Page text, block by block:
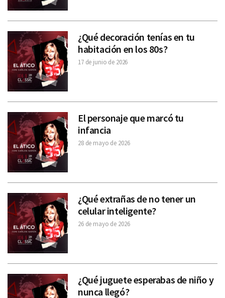
¿Qué decoración tenías en tu
habitación en los 80s?
17 de junio de 2026
El personaje que marcó tu
infancia
28 de mayo de 2026
¿Qué extrañas de no tener un
celular inteligente?
26 de mayo de 2026
¿Qué juguete esperabas de niño y
nunca llegó?